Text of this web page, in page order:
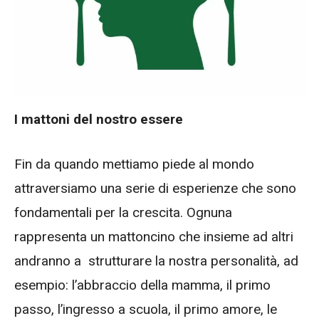
I mattoni del nostro essere
Fin da quando mettiamo piede al mondo
attraversiamo una serie di esperienze che sono
fondamentali per la crescita. Ognuna
rappresenta un mattoncino che insieme ad altri
andranno a strutturare la nostra personalità, ad
esempio: l’abbraccio della mamma, il primo
passo, l’ingresso a scuola, il primo amore, le